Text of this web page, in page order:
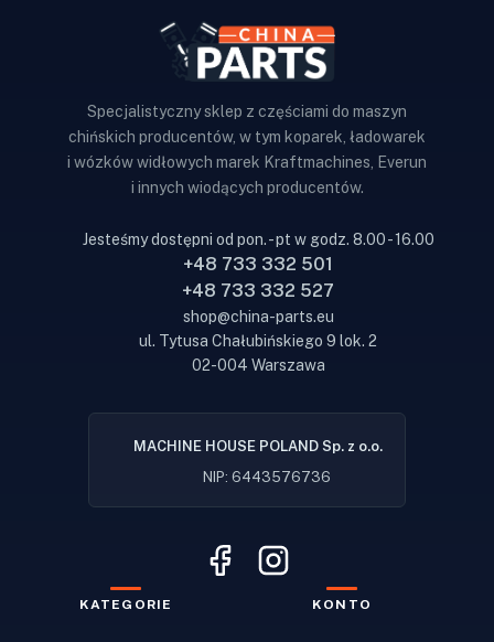
Specjalistyczny sklep z częściami do maszyn
chińskich producentów, w tym koparek, ładowarek
i wózków widłowych marek Kraftmachines, Everun
i innych wiodących producentów.
Jesteśmy dostępni od pon. - pt w godz. 8.00 - 16.00
+48 733 332 501
+48 733 332 527
shop@china-parts.eu
ul. Tytusa Chałubińskiego 9 lok. 2
02-004 Warszawa
MACHINE HOUSE POLAND Sp. z o.o.
NIP: 6443576736
KATEGORIE KONTO